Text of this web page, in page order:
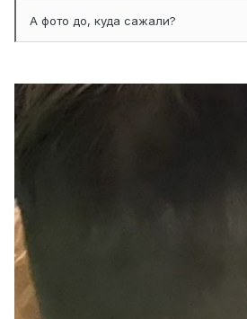
А фото до, куда сажали?